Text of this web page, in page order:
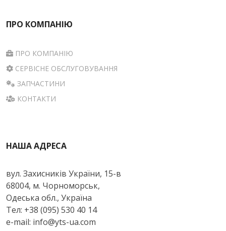
ПРО КОМПАНІЮ
ПРО КОМПАНІЮ
СЕРВІСНЕ ОБСЛУГОВУВАННЯ
ЗАПЧАСТИНИ
КОНТАКТИ
НАША АДРЕСА
вул. Захисників України, 15-в
68004, м. Чорноморськ,
Одеська обл., Україна
Тел: +38 (095) 530 40 14
e-mail: info@yts-ua.com